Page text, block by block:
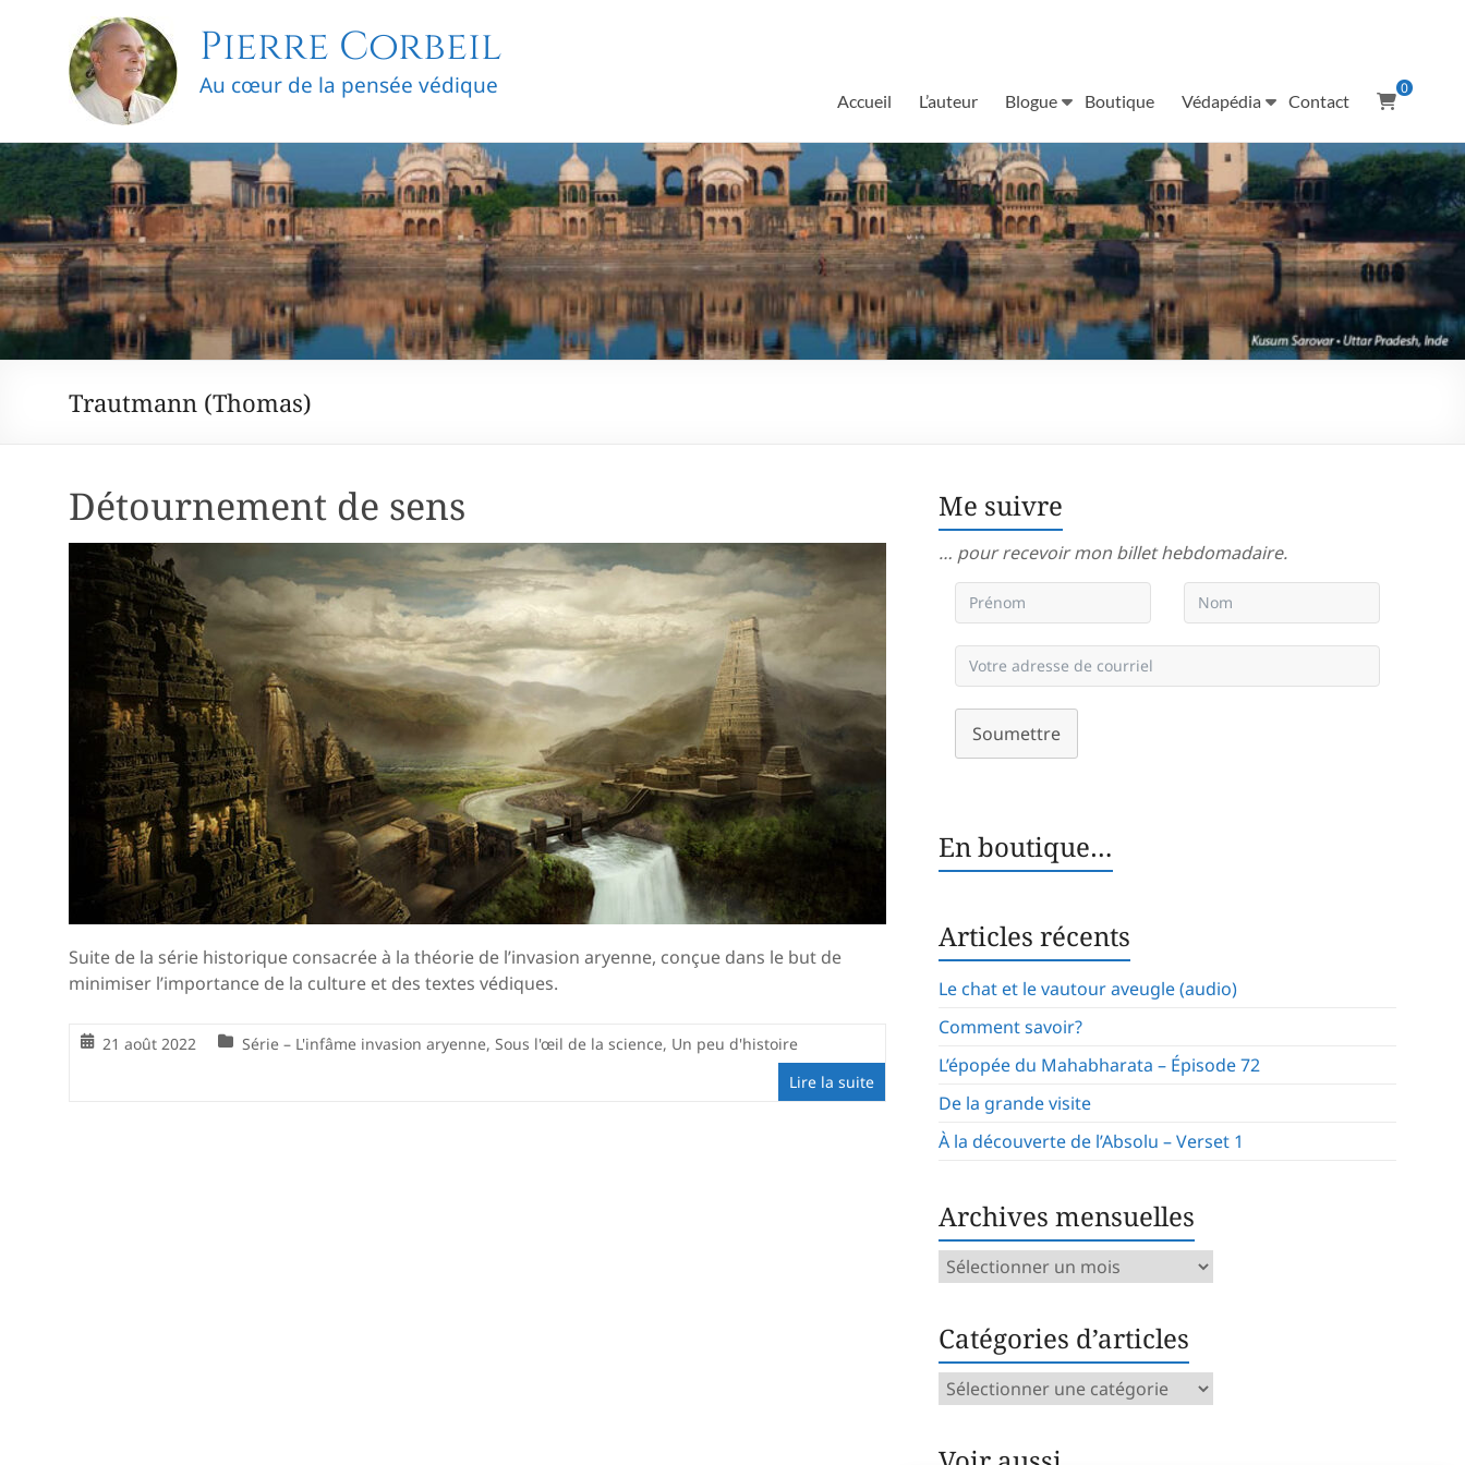
Pierre Corbeil
Au cœur de la pensée védique 0
Accueil L’auteur Blogue Boutique Védapédia Contact
Trautmann (Thomas)
Détournement de sens
Suite de la série historique consacrée à la théorie de l’invasion aryenne, conçue dans le but de
minimiser l’importance de la culture et des textes védiques.
21 août 2022 Série – L'infâme invasion aryenne, Sous l'œil de la science, Un peu d'histoire
Lire la suite
Me suivre
… pour recevoir mon billet hebdomadaire.
Soumettre
En boutique…
Articles récents
Le chat et le vautour aveugle (audio)
Comment savoir?
L’épopée du Mahabharata – Épisode 72
De la grande visite
À la découverte de l’Absolu – Verset 1
Archives mensuelles
Archives
Catégories d’articles
Catégories